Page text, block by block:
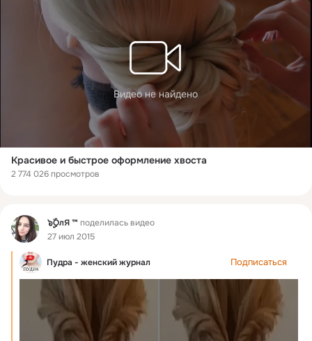
Видео не найдено
Красивое и быстрое оформление хвоста
2 774 026 просмотров
Фид ๖ۣۣۜOлЯ ™ поделилась видео
27 июл 2015
Пудра - женский журнал Подписаться